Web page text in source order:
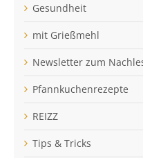
Gesundheit
mit Grießmehl
Newsletter zum
Pfannkuchenrezepte
REIZZ
Tips & Tricks